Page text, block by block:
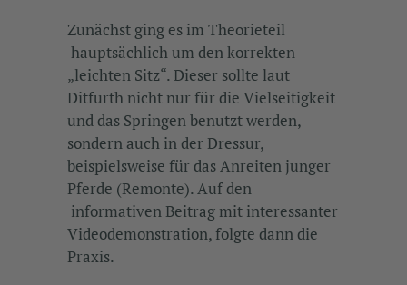
Zunächst ging es im Theorieteil
hauptsächlich um den korrekten
„leichten Sitz“. Dieser sollte laut
Ditfurth nicht nur für die Vielseitigkeit
und das Springen benutzt werden,
sondern auch in der Dressur,
beispielsweise für das Anreiten junger
Pferde (Remonte). Auf den
informativen Beitrag mit interessanter
Videodemonstration, folgte dann die
Praxis.